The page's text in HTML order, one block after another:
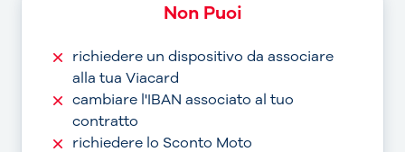
Non Puoi
richiedere un dispositivo da associare
alla tua Viacard
cambiare l'IBAN associato al tuo
contratto
richiedere lo Sconto Moto